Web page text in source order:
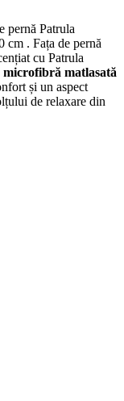
pernă Patrula
cm . Fața de pernă
cu Patrula
microfibră matlasată
și un aspect
de relaxare din